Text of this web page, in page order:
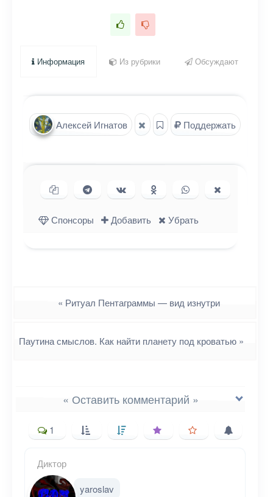
Информация Из рубрики Обсуждают
Алексей Игнатов Поддержать
Копировать ссылку
Поделиться в Telegram
Поделиться ВКонтакте
Поделиться в
Одноклассниках
Поделиться в
WhatsApp
в X (Twitter)
Спонсоры
Добавить Убрать
« Ритуал Пентаграммы — вид изнутри
Паутина смыслов. Как найти планету под кроватью »
« Оставить комментарий »
Ваш адрес email не будет
1
Диктор
yaroslav